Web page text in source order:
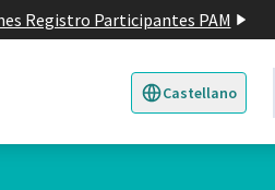
Registro Participantes PAM
Castellano
Triar la llengua